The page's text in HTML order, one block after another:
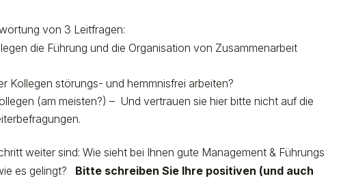
von 3 Leitfragen:
die Führung und die Organisation von Zusammenarbeit
Kollegen störungs- und hemmnisfrei arbeiten?
(am meisten?) – Und vertrauen sie hier bitte nicht auf die
weiter sind: Wie sieht bei Ihnen gute Management & Führungs
es gelingt? Bitte schreiben Sie Ihre positiven (und auch